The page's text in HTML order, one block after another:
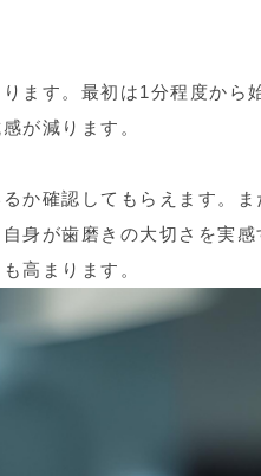
ます。最初は1分程度から
が減ります。
か確認してもらえます。ま
身が歯磨きの大切さを実感
高まります。